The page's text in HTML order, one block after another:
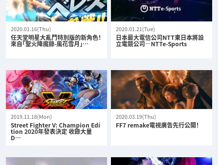
2020.01.16(Thu)
任天堂明星大亂鬥特別版的新角色！
來自「聖火降魔錄-風花雪月」…
2020.01.21(Tue)
日本最大電信公司NTT東日本將設
立電競公司—NTTe-Sports
2019.11.18(Mon)
Street Fighter V: Champion Edi
tion 2020年發表決定 收錄大量
D…
2020.03.19(Thu)
FF7 remake電視廣告先行公開！